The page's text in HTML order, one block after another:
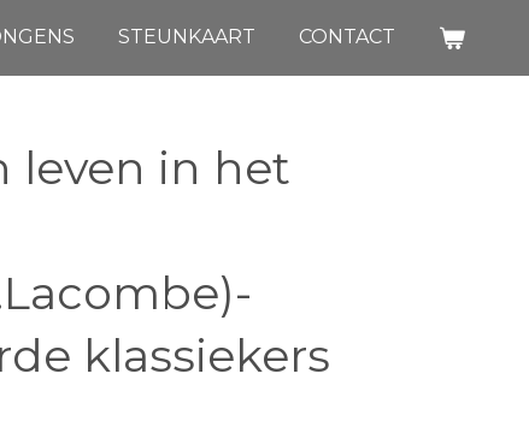
STEUNKAART CONTACT
leven in het
klassiekers